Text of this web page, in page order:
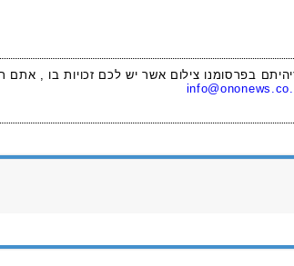
בפרסומנו צילום אשר יש לכם זכויות בו , אתם